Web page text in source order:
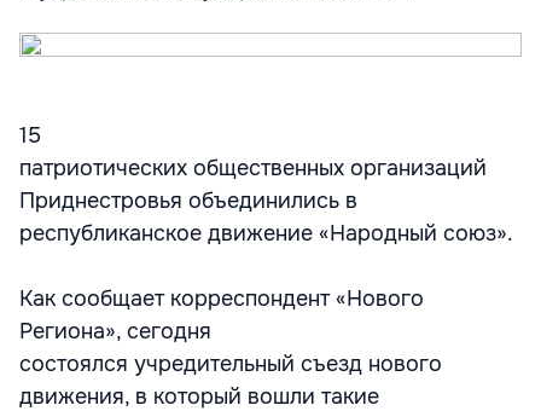
15
патриотических общественных организаций
Приднестровья объединились в
республиканское движение «Народный союз».
Как сообщает корреспондент «Нового
Региона», сегодня
состоялся учредительный съезд нового
движения, в который вошли такие